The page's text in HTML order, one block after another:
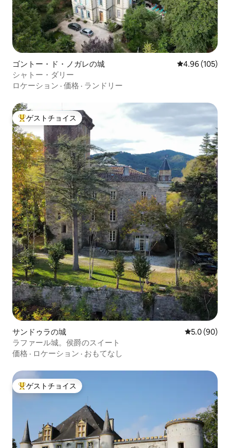
ゴントー・ド・ノガレの城 レビュー105
4.96 (105)
シャトー・ダリー
ロケーション · 価格 · ランドリー
大好評のゲストチョイスです。
ゲストチョイス
サンドゥラの城 レビュー90
5.0 (90)
ラファール城。侯爵のスイート
価格 · ロケーション · おもてなし
大好評のゲストチョイスです。
ゲストチョイス